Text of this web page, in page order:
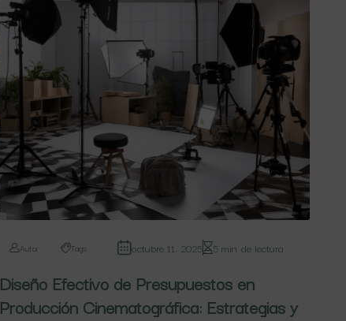
Autor Tags octubre 11, 2025 5 min de lectura
Diseño Efectivo de Presupuestos en
Producción Cinematográfica: Estrategias y